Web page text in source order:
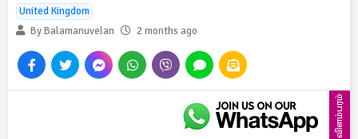
United Kingdom
By Balamanuvelan
2 months ago
விளம்பரம்